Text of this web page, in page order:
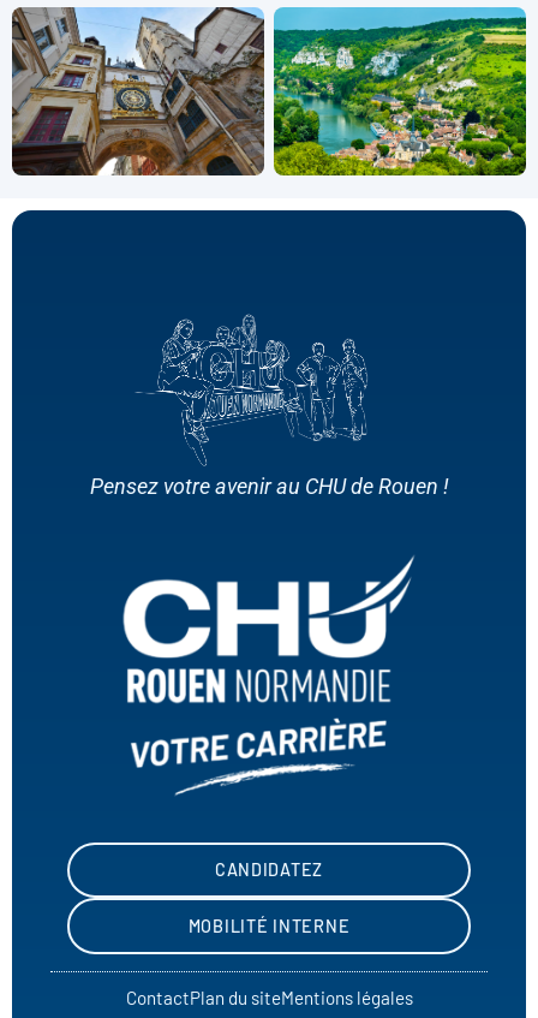
Pensez votre avenir au CHU de Rouen !
CANDIDATEZ
MOBILITÉ INTERNE
ContactPlan du siteMentions légales